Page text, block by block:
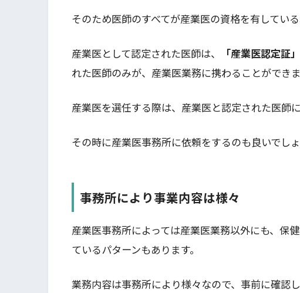
そのため医師のすべてが産業医の資格を有してい
産業医として認定された医師は、 「産業医認定証」
れた医師のみが、産業医業務に携わることができま
産業医を選任する際は、産業医と認定された医師
その時に産業医事務所に依頼をするのも良いでしょ
事務所により事業内容は様々
産業医事務所によっては産業医業務以外にも、保
ているパターンもあります。
業務内容は事務所により様々なので、事前に確認